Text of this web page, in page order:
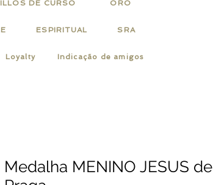
DE CURSO ORO
ESPIRITUAL SRA
Loyalty Indicação de amigos
Medalha MENINO JESUS de